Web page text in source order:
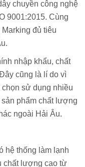
chuyền công nghệ
9001:2015. Cùng
đủ tiêu
nhập khẩu, chất
cũng là lí do vì
sử dụng nhiều
phẩm chất lượng
ngoài Hải Âu.
hệ thống làm lạnh
chất lượng cao từ